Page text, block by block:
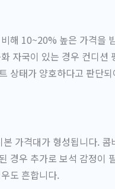
해 10~20% 높은 가격을
자국이 있는 경우 컨디션
상태가 양호하다고 판단
가격대가 형성됩니다.
경우 추가로 보석 감정이
도 흔합니다.